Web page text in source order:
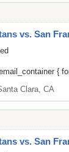
vs. San
{
Clara, CA
vs. San